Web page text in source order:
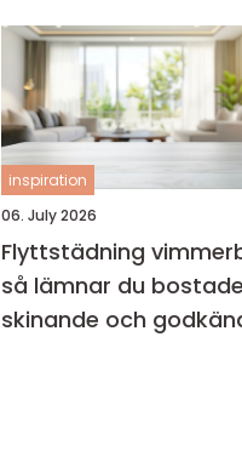
inspiration
06. July 2026
Flyttstädning
så lämnar du
skinande och